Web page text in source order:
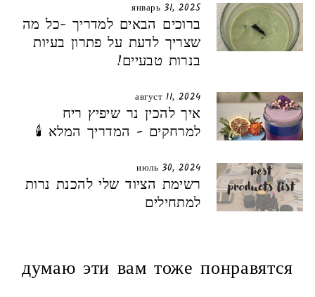
январь 31, 2025
ברוכים הבאים למדריך -כל מה
שצריך לדעת על פתרון בעיות
בנרות טבעיים!
август 11, 2024
איך להכין נר שיפיץ ריח
למרחקים - המדריך המלא 🕯️
июль 30, 2024
רשימת הציוד שלי להכנת נרות
למתחילים
думаю эти вам тоже понравятся